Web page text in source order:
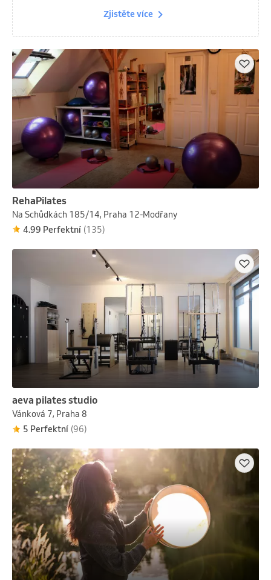
Zjistěte více
RehaPilates
Na Schůdkách 185/14, Praha 12-Modřany
4.99 Perfektní (135)
aeva pilates studio
Vánková 7, Praha 8
5 Perfektní (96)